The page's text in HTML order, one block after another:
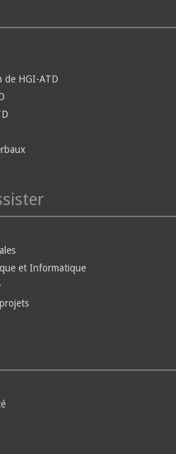
de HGI-ATD
et Informatique